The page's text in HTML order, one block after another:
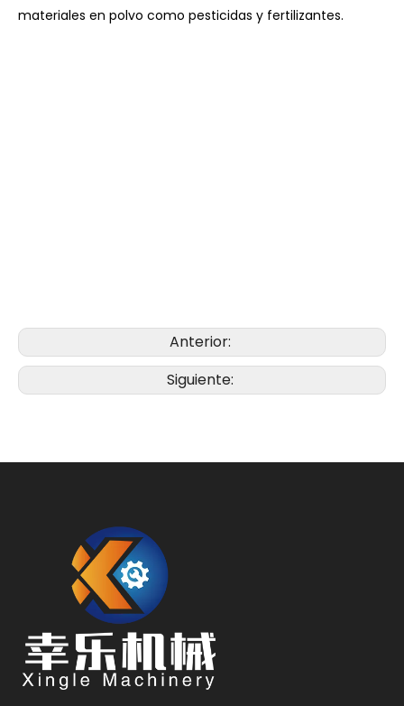
materiales en polvo como pesticidas y fertilizantes.
Anterior:
Siguiente: